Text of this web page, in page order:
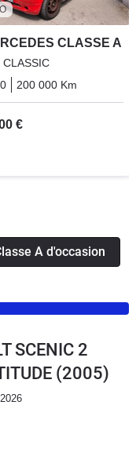
CLASSE A
CLASSIC
200 000 Km
€
A d'occasion
SCENIC 2
(2005)